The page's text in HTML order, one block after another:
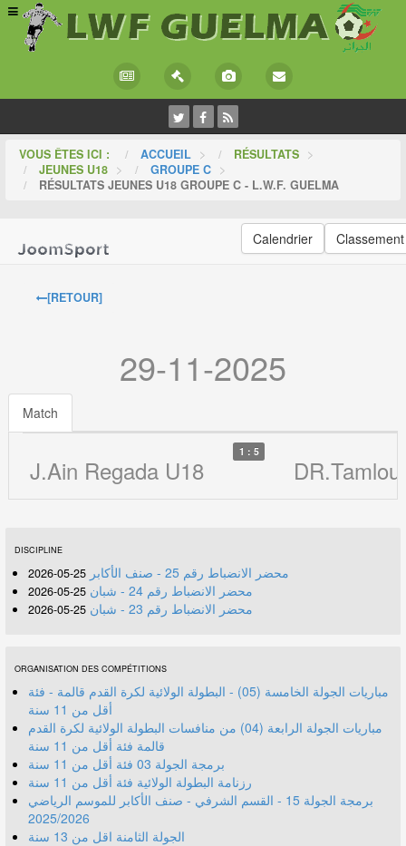
VOUS ÊTES ICI : ACCUEIL > RÉSULTATS >
JEUNES U18 > GROUPE C >
RÉSULTATS JEUNES U18 GROUPE C - L.W.F. GUELMA
Calendrier Classement
[RETOUR]
29-11-2025
Match
J.Ain Regada U18
1 : 5
DISCIPLINE
محضر الانضباط رقم 25 - صنف الأكابر 25-05-2026
محضر الانضباط رقم 24 - شبان 25-05-2026
محضر الانضباط رقم 23 - شبان 25-05-2026
ORGANISATION DES COMPÉTITIONS
مباريات الجولة الخامسة (05) - البطولة الولائية لكرة القدم قالمة - فئة
أقل من 11 سنة
مباريات الجولة الرابعة (04) من منافسات البطولة الولائية لكرة القدم
قالمة فئة أقل من 11 سنة
برمجة الجولة 03 فئة أقل من 11 سنة
رزنامة البطولة الولائية فئة أقل من 11 سنة
برمجة الجولة 15 - القسم الشرفي - صنف الأكابر للموسم الرياضي
2025/2026
الجولة الثامنة اقل من 13 سنة